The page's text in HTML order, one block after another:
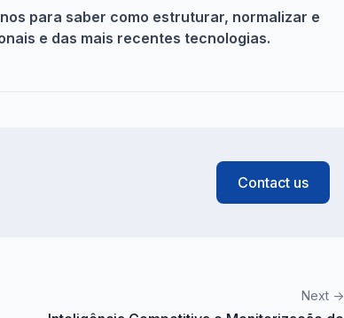
para saber como estruturar, normalizar e
e das mais recentes tecnologias.
Contact us
Next ->